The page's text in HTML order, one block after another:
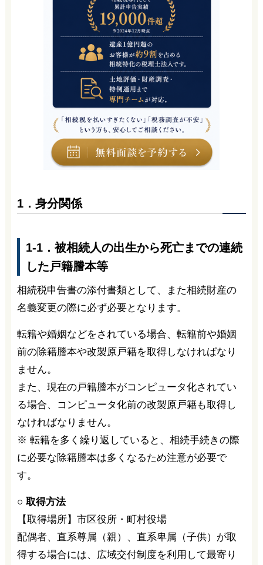
1．身分関係
1-1．被相続人の出生から死亡までの連続
した戸籍謄本等
相続税申告書の添付書類として、また相続財産の
名義変更の際に必ず必要となります。
転籍や婚姻などをされている場合、転籍前や婚姻
前の除籍謄本や改製原戸籍を取得しなければなり
ません。
また、現在の戸籍謄本がコンピュータ化されてい
る場合、コンピュータ化前の改製原戸籍も取得し
なければなりません。
※ 転籍を多く繰り返していると、相続手続きの際
に必要な除籍謄本は多くなるため注意が必要で
す。
○ 取得方法
【取得場所】市区役所・町村役場
配偶者、直系尊属（親）、直系卑属（子供）が取
得する場合には、広域交付制度を利用して最寄り